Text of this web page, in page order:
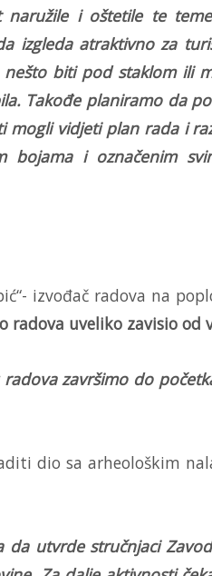
naružile i oštetile te
izgleda atraktivno za
biti pod staklom ili
Takođe planiramo da
mogli vidjeti plan rada i
i označenim
izvođač radova na
radova uveliko zavisio od
završimo do
dio sa arheološkim
da utvrde stručnjaci